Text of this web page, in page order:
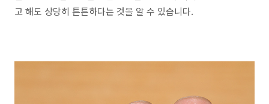
고 해도 상당히 튼튼하다는 것을 알 수 있습니다.